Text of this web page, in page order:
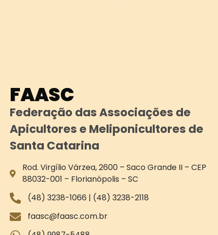
FAASC
Federação das Associações de
Apicultores e Meliponicultores de
Santa Catarina
Rod. Virgílio Várzea, 2600 – Saco Grande II – CEP
88032-001 – Florianópolis – SC
(48) 3238-1066 | (48) 3238-2118
faasc@faasc.com.br